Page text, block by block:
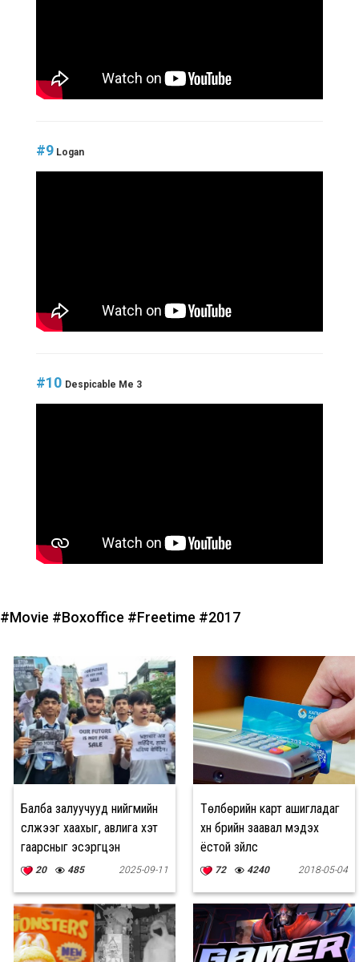
#9Logan
#10 Despicable Me 3
#Movie #Boxoffice #Freetime #2017
Балба залуучууд нийгмийн
сүлжээг хаахыг, авлига хэт
гаарсныг эсэргүүцэн
жагсжээ
20 485 2025-09-11
Төлбөрийн карт ашигладаг
хүн бүрийн заавал мэдэх
ёстой зүйлс
72 4240 2018-05-04